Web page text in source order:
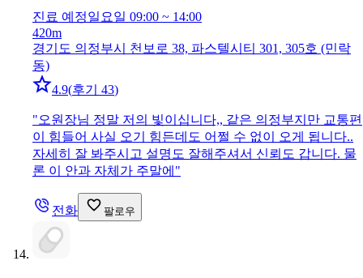
진료 예정일요일 09:00 ~ 14:00
420m
경기도 의정부시 천보로 38, 파스텔시티 301, 305호 (민락
동)
4.9(후기 43)
"오원장님 정말 저의 빛이십니다,, 같은 의정부지만 교통편
이 힘들어 사실 오기 힘든데도 어쩔 수 없이 오게 됩니다..
자세히 잘 봐주시고 설명도 잘해주셔서 신뢰도 갑니다. 물
론 이 안과 자체가 주말에 "
전화 팔로우